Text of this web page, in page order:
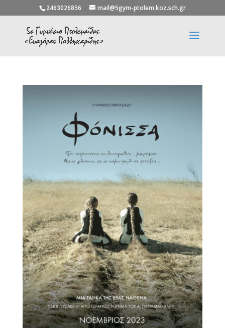
2463026856 mail@5gym-ptolem.koz.sch.gr